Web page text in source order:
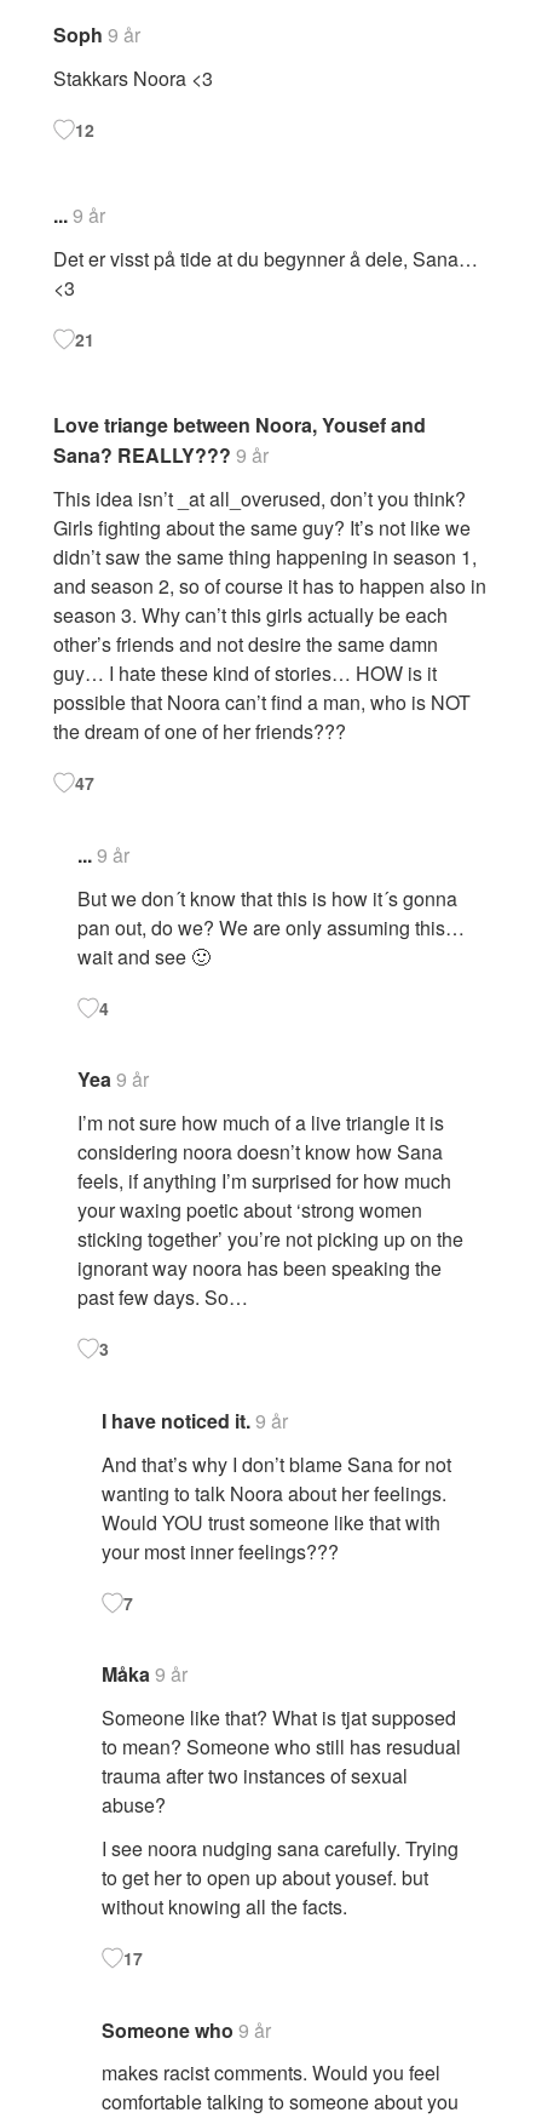
Soph 9 år
Stakkars Noora <3
12
...9 år
Det er visst på tide at du begynner å dele, Sana…
<3
21
Love triange between Noora, Yousef and
Sana? REALLY??? 9 år
This idea isn’t _at all_overused, don’t you think?
Girls fighting about the same guy? It’s not like we
didn’t saw the same thing happening in season 1,
and season 2, so of course it has to happen also in
season 3. Why can’t this girls actually be each
other’s friends and not desire the same damn
guy… I hate these kind of stories… HOW is it
possible that Noora can’t find a man, who is NOT
the dream of one of her friends???
47
...9 år
But we don´t know that this is how it´s gonna
pan out, do we? We are only assuming this…
wait and see 🙂
4
Yea9 år
I’m not sure how much of a live triangle it is
considering noora doesn’t know how Sana
feels, if anything I’m surprised for how much
your waxing poetic about ‘strong women
sticking together’ you’re not picking up on the
ignorant way noora has been speaking the
past few days. So…
3
I have noticed it.9 år
And that’s why I don’t blame Sana for not
wanting to talk Noora about her feelings.
Would YOU trust someone like that with
your most inner feelings???
7
Måka9 år
Someone like that? What is tjat supposed
to mean? Someone who still has resudual
trauma after two instances of sexual
abuse?
I see noora nudging sana carefully. Trying
to get her to open up about yousef. but
without knowing all the facts.
17
Someone who 9 år
makes racist comments. Would you feel
comfortable talking to someone about you